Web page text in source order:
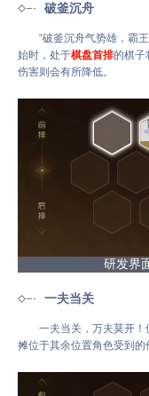
破釜沉舟
“破釜沉舟气势雄，霸王
始时，处于棋盘首排的棋子
伤害则会有所降低。
研发界
一夫当关
一夫当关，万夫莫开！
摊位于其余位置角色受到的